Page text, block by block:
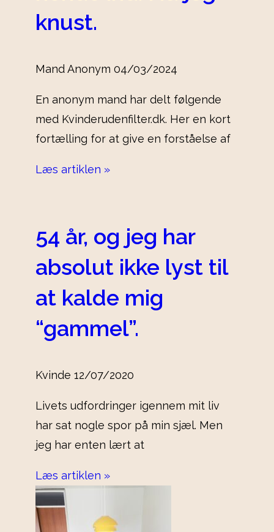
knust.
Mand Anonym 04/03/2024
En anonym mand har delt følgende
med Kvinderudenfilter.dk. Her en kort
fortælling for at give en forståelse af
Læs artiklen »
54 år, og jeg har
absolut ikke lyst til
at kalde mig
“gammel”.
Kvinde 12/07/2020
Livets udfordringer igennem mit liv
har sat nogle spor på min sjæl. Men
jeg har enten lært at
Læs artiklen »